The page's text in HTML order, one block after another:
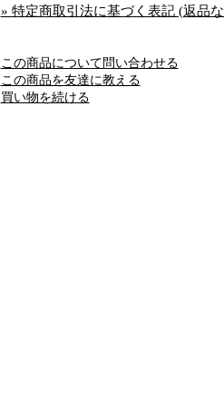
» 特定商取引法に基づく表記 (返品
この商品について問い合わせる
この商品を友達に教える
買い物を続ける